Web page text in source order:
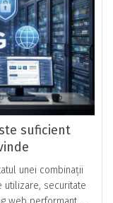
suficient
unei combinații
utilizare, securitate